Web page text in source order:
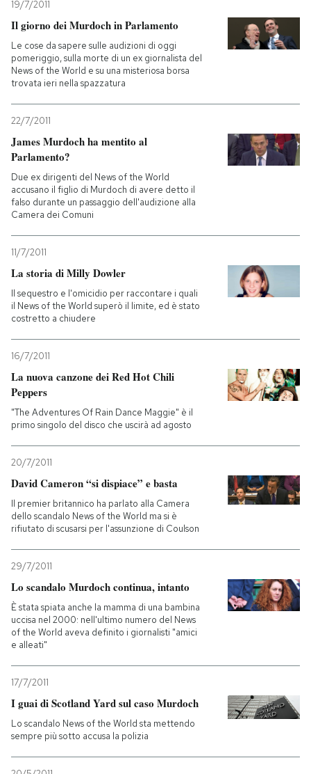
19/7/2011
Il giorno dei Murdoch in Parlamento
Le cose da sapere sulle audizioni di oggi
pomeriggio, sulla morte di un ex giornalista del
News of the World e su una misteriosa borsa
trovata ieri nella spazzatura
22/7/2011
James Murdoch ha mentito al
Parlamento?
Due ex dirigenti del News of the World
accusano il figlio di Murdoch di avere detto il
falso durante un passaggio dell'audizione alla
Camera dei Comuni
11/7/2011
La storia di Milly Dowler
Il sequestro e l'omicidio per raccontare i quali
il News of the World superò il limite, ed è stato
costretto a chiudere
16/7/2011
La nuova canzone dei Red Hot Chili
Peppers
"The Adventures Of Rain Dance Maggie" è il
primo singolo del disco che uscirà ad agosto
20/7/2011
David Cameron “si dispiace” e basta
Il premier britannico ha parlato alla Camera
dello scandalo News of the World ma si è
rifiutato di scusarsi per l'assunzione di Coulson
29/7/2011
Lo scandalo Murdoch continua, intanto
È stata spiata anche la mamma di una bambina
uccisa nel 2000: nell'ultimo numero del News
of the World aveva definito i giornalisti "amici
e alleati"
17/7/2011
I guai di Scotland Yard sul caso Murdoch
Lo scandalo News of the World sta mettendo
sempre più sotto accusa la polizia